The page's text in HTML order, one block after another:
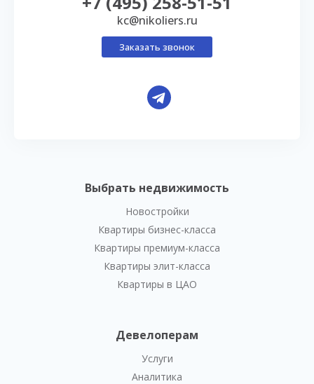
Выбрать недвижимость
Новостройки
Квартиры бизнес-класса
Квартиры премиум-класса
Квартиры элит-класса
Квартиры в ЦАО
Девелоперам
Услуги
Аналитика
kc@nikoliers.ru
Заказать звонок